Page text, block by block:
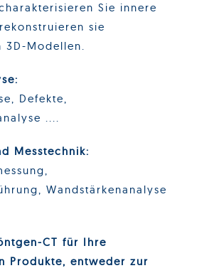
Sie innere
sie
Modellen.
Defekte,
....
Messtechnik:
Wandstärkenanalyse
CT für Ihre
Produkte, entweder zur